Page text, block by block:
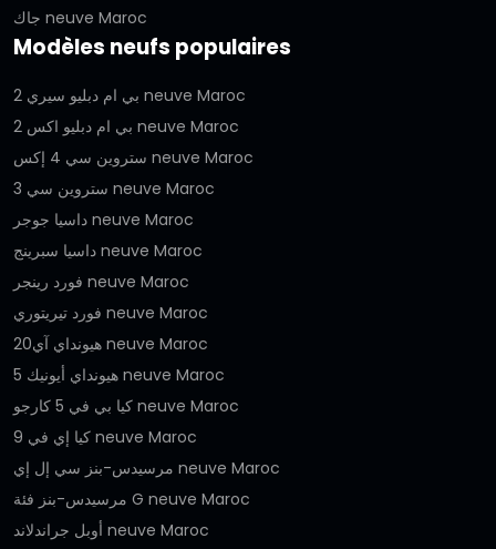
جاك neuve Maroc
Modèles neufs populaires
بي ام دبليو سيري 2 neuve Maroc
بي ام دبليو اكس 2 neuve Maroc
ستروين سي 4 إكس neuve Maroc
ستروين سي 3 neuve Maroc
داسيا جوجر neuve Maroc
داسيا سبرينج neuve Maroc
فورد رينجر neuve Maroc
فورد تيريتوري neuve Maroc
هيونداي آي20 neuve Maroc
هيونداي أيونيك 5 neuve Maroc
كيا بي في 5 كارجو neuve Maroc
كيا إي في 9 neuve Maroc
مرسيدس-بنز سي إل إي neuve Maroc
مرسيدس-بنز فئة G neuve Maroc
أوبل جراندلاند neuve Maroc